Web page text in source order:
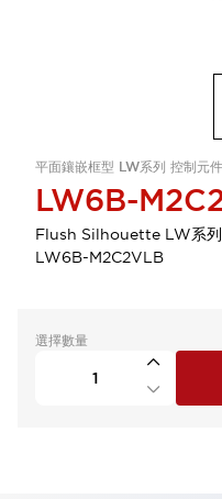
平面鑲嵌框型 LW系列 控制元件
LW6B-
Flush Silhouette LW
LW6B-M2C2VLB
選擇數量